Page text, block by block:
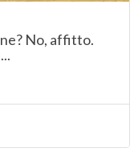
No, affitto.